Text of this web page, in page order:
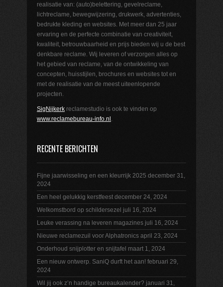
realisatie van: (auto)belettering, gevelreclame,
lichtreclame, bewegwijzering, drukwerk, advertenties,
bedrukte kleding en websites. Met meer dan 25 jaar
ervaring en de perfecte combinatie van creativiteit,
kwaliteit, betrouwbaarheid en prijs bieden wij u de best
denkbare reclame. Wij leveren of verzorgen alles op
het gebied van reclame, van de ontwikkeling van
concepten, huisstijlen, brochures en websites tot en
met de realisatie van de meest uiteenlopende
projecten.
SigNijkerk reclamestudio is ook te vinden op
www.reclamebureau-info.nl
RECENTE BERICHTEN
Fijne jaarwisseling en een kleurrijk 2025 december 31,
2024
Een heel gelukkig kerstfeest december 24, 2024
Welkomstbord op schildersezel juli 16, 2024
Leuke verassing na leveren magazines juli 16, 2024
Nieuwe reclamezuil voor Alphatronics april 23, 2024
Onderhoud snijplotter en snijtafel maart 1, 2024
Een nieuw ontwerp. SaniQ durft het aan! februari 29,
2024
Wil jij ook z’n handige bureaukalender? januari 31,